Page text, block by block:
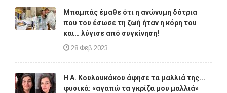
Μπαμπάς έμαθε ότι η ανώνυμη δότρια
που του έσωσε τη ζωή ήταν η κόρη του
και… λύγισε από συγκίνηση!
28 Φεβ 2023
Η A. Κουλουκάκου άφησε τα μαλλιά της...
φυσικά: «αγαπώ τα γκρίζα μου μαλλιά»